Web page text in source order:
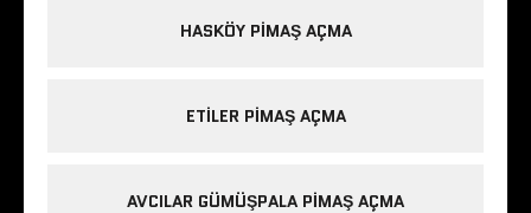
HASKÖY PIMAŞ AÇMA
ETILER PIMAŞ AÇMA
AVCILAR GÜMÜŞPALA PIMAŞ AÇMA